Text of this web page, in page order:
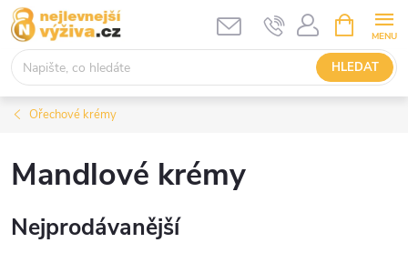
Přejít
na
obsah
HLEDAT
NÁKUPNÍ
KOŠÍK
Ořechové krémy
Mandlové krémy
Nejprodávanější